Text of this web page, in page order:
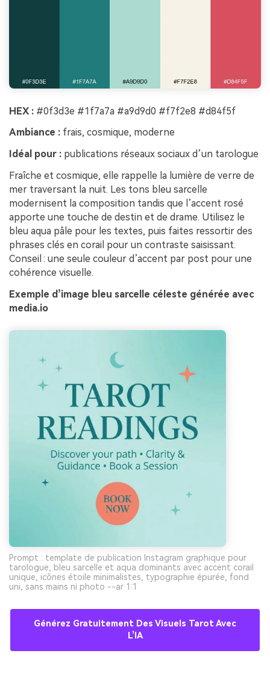
HEX : #0f3d3e #1f7a7a #a9d9d0 #f7f2e8 #d84f5f
Ambiance : frais, cosmique, moderne
Idéal pour : publications réseaux sociaux d’un tarologue
Fraîche et cosmique, elle rappelle la lumière de verre de
mer traversant la nuit. Les tons bleu sarcelle
modernisent la composition tandis que l’accent rosé
apporte une touche de destin et de drame. Utilisez le
bleu aqua pâle pour les textes, puis faites ressortir des
phrases clés en corail pour un contraste saisissant.
Conseil : une seule couleur d’accent par post pour une
cohérence visuelle.
Exemple d’image bleu sarcelle céleste générée avec
media.io
Prompt : template de publication Instagram graphique pour
tarologue, bleu sarcelle et aqua dominants avec accent corail
unique, icônes étoile minimalistes, typographie épurée, fond
uni, sans mains ni photo --ar 1:1
Générez Gratuitement Des Visuels Tarot Avec
L’IA